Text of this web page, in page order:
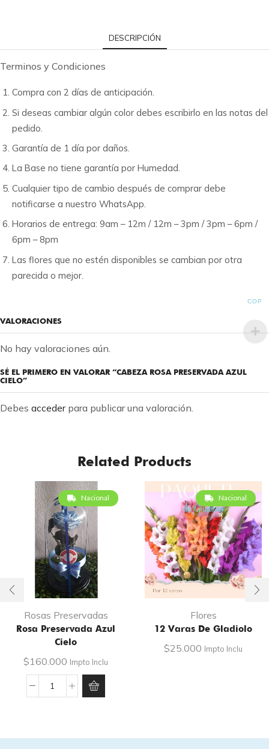
DESCRIPCIÓN
Terminos y Condiciones
Compra con 2 días de anticipación.
Si deseas cambiar algún color debes escribirlo en las notas del
pedido.
Garantía de 1 día por daños.
La Base no tiene garantía por Humedad.
Cualquier tipo de cambio después de comprar debe
notificarse a nuestro WhatsApp.
Horarios de entrega: 9am – 12m / 12m – 3pm / 3pm – 6pm /
6pm – 8pm
Las flores que no estén disponibles se cambian por otra
parecida o mejor.
VALORACIONES
No hay valoraciones aún.
SÉ EL PRIMERO EN VALORAR “CABEZA ROSA PRESERVADA AZUL
CIELO”
Debes accederpara publicar una valoración.
Related Products
Nacional
Rosas Preservadas
Rosa Preservada Azul
Cielo
$160.000 Impto Inclu
Rosa
Cielo
Nacional
Flores
12 Varas De Gladiolo
$25.000 Impto Inclu
COP